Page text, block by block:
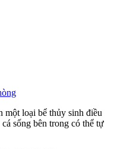
một loại bể thủy sinh điều
sống bên trong có thể tự